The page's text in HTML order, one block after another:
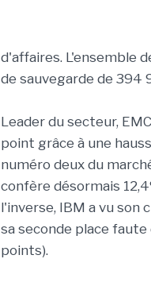
d'affaires. L'ensemble
de sauvegarde de 394
Leader du secteur,
point grâce à une
numéro deux du
confère désormais
l'inverse, IBM a vu son
sa seconde place faute
points).